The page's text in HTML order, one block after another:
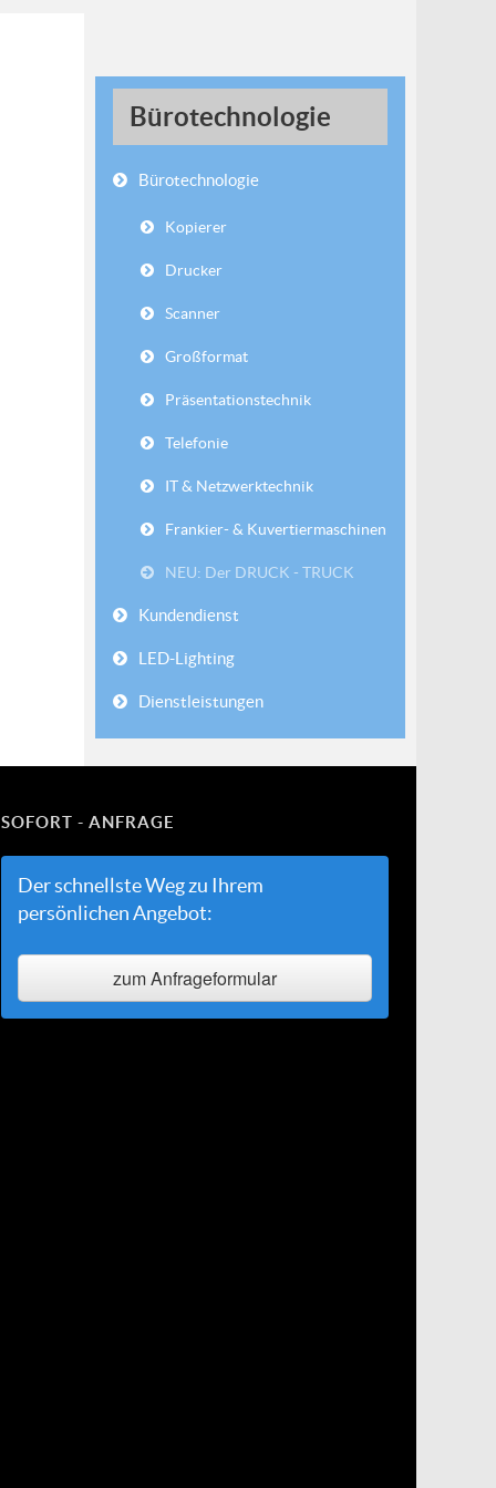
Bürotechnologie
Bürotechnologie
Kopierer
Drucker
Scanner
Großformat
Präsentationstechnik
Telefonie
IT & Netzwerktechnik
Frankier- & Kuvertiermaschinen
NEU: Der DRUCK - TRUCK
Kundendienst
LED-Lighting
Dienstleistungen
SOFORT - ANFRAGE
Der schnellste Weg zu Ihrem
persönlichen Angebot:
zum Anfrageformular